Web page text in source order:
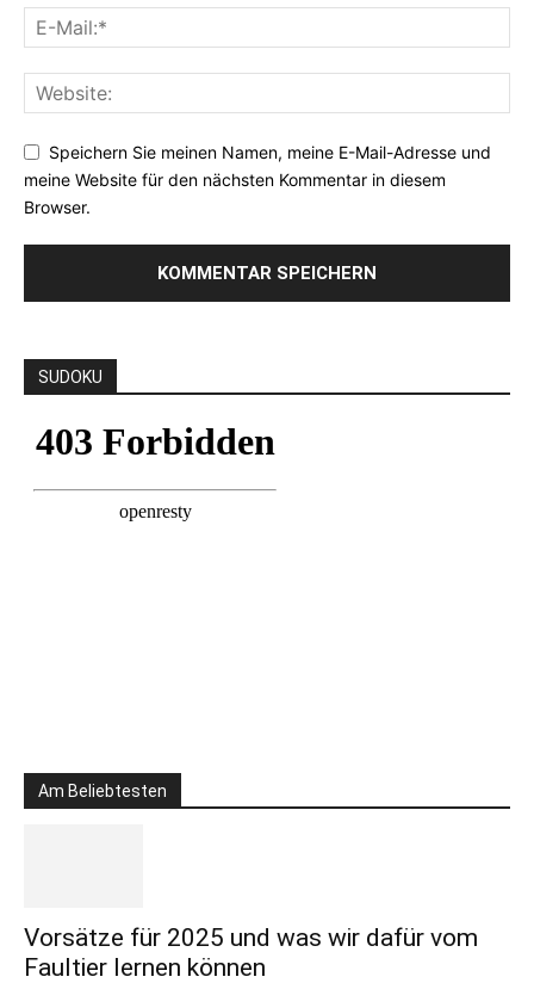
Speichern Sie meinen Namen, meine E-Mail-Adresse und
meine Website für den nächsten Kommentar in diesem
Browser.
SUDOKU
Am Beliebtesten
Vorsätze für 2025 und was wir dafür vom
Faultier lernen können